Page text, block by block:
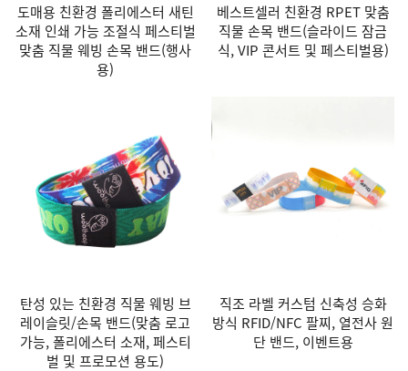
도매용 친환경 폴리에스터 새틴
소재 인쇄 가능 조절식 페스티벌
맞춤 직물 웨빙 손목 밴드(행사
용)
베스트셀러 친환경 RPET 맞춤
직물 손목 밴드(슬라이드 잠금
식, VIP 콘서트 및 페스티벌용)
탄성 있는 친환경 직물 웨빙 브
레이슬릿/손목 밴드(맞춤 로고
가능, 폴리에스터 소재, 페스티
벌 및 프로모션 용도)
직조 라벨 커스텀 신축성 승화
방식 RFID/NFC 팔찌, 열전사 원
단 밴드, 이벤트용